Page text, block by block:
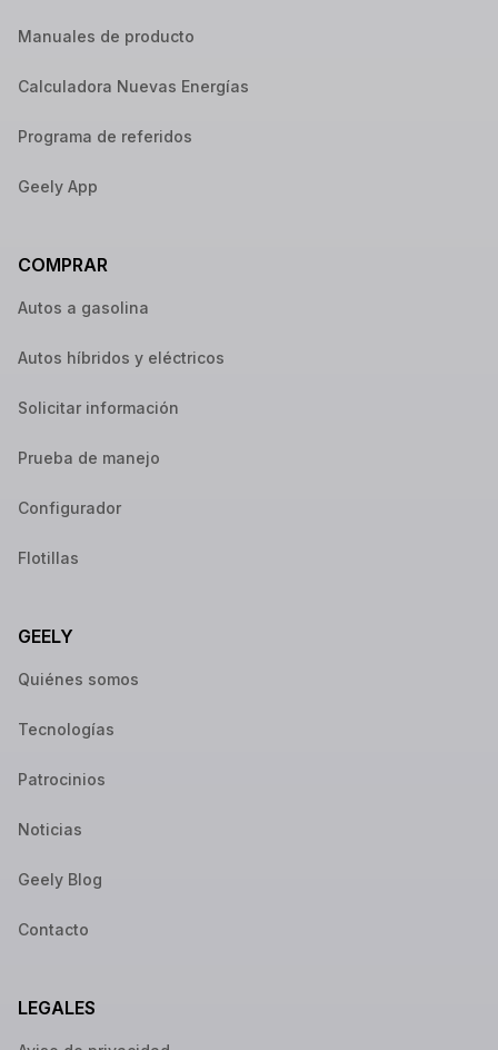
Manuales de producto
Calculadora Nuevas Energías
Programa de referidos
Geely App
COMPRAR
Autos a gasolina
Autos híbridos y eléctricos
Solicitar información
Prueba de manejo
Configurador
Flotillas
GEELY
Quiénes somos
Tecnologías
Patrocinios
Noticias
Geely Blog
Contacto
LEGALES